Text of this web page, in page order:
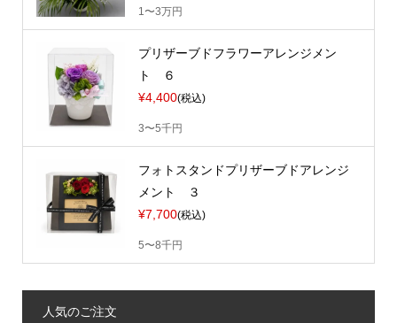
1〜3万円
プリザーブドフラワーアレンジメン
ト ６
¥4,400(税込)
3〜5千円
フォトスタンドプリザーブドアレンジ
メント ３
¥7,700(税込)
5〜8千円
人気のご注文